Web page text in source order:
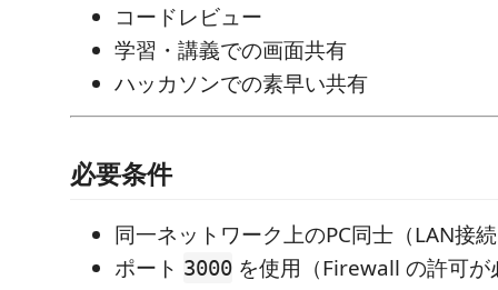
コードレビュー
学習・講義での画面共有
ハッカソンでの素早い共有
必要条件
同一ネットワーク上のPC同士（LAN接
ポート 3000 を使用（Firewall の許可